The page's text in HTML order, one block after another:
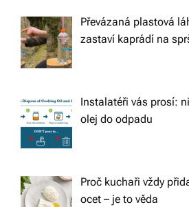
Převázaná plastová
zastaví kaprádí na
Instalatéři vás prosí:
olej do odpadu
Proč kuchaři vždy
ocet – je to věda